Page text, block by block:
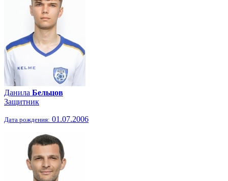
Данила Бельцов
Защитник
Дата рождения: 01.07.2006